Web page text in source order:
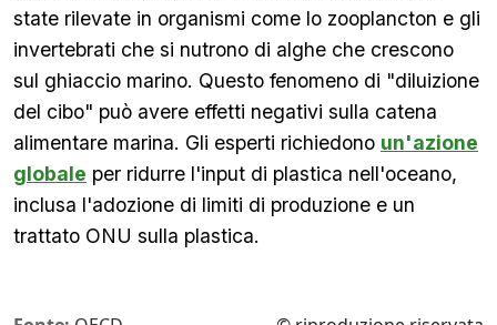
state rilevate in organismi come lo zooplancton e gli
invertebrati che si nutrono di alghe che crescono
sul ghiaccio marino. Questo fenomeno di "diluizione
del cibo" può avere effetti negativi sulla catena
alimentare marina. Gli esperti richiedono un'azione
globale per ridurre l'input di plastica nell'oceano,
inclusa l'adozione di limiti di produzione e un
trattato ONU sulla plastica.